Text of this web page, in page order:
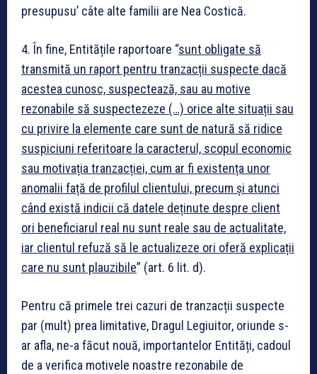
presupusu’ câte alte familii are Nea Costică.
4. În fine, Entitățile raportoare “sunt obligate să
transmită un raport pentru tranzacții suspecte dacă
acestea cunosc, suspectează, sau au motive
rezonabile să suspectezeze (…) orice alte situații sau
cu privire la elemente care sunt de natură să ridice
suspiciuni referitoare la caracterul, scopul economic
sau motivația tranzacției, cum ar fi existența unor
anomalii față de profilul clientului, precum și atunci
când există indicii că datele deținute despre client
ori beneficiarul real nu sunt reale sau de actualitate,
iar clientul refuză să le actualizeze ori oferă explicații
care nu sunt plauzibile” (art. 6 lit. d).
Pentru că primele trei cazuri de tranzacții suspecte
par (mult) prea limitative, Dragul Legiuitor, oriunde s-
ar afla, ne-a făcut nouă, importantelor Entități, cadoul
de a verifica motivele noastre rezonabile de